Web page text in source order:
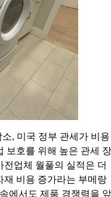
, 미국 정부 관세가 비용
보호를 위해 높은 관세 장
업체 월풀의 실적은 더
재 비용 증가라는 부메랑
에서도 제품 경쟁력을 앞